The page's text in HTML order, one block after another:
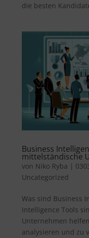
die besten
Business
mittelständische
von Niko Ryba |
Uncategorized
Was sind Business
Intelligence Tools
Unternehmen
analysieren und zu